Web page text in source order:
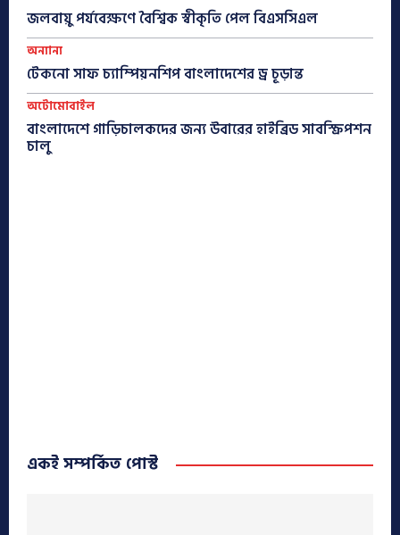
জলবায়ু পর্যবেক্ষণে বৈশ্বিক স্বীকৃতি পেল বিএসসিএল
অন্যান্য
টেকনো সাফ চ্যাম্পিয়নশিপ বাংলাদেশের ড্র চূড়ান্ত
অটোমোবাইল
বাংলাদেশে গাড়িচালকদের জন্য উবারের হাইব্রিড সাবস্ক্রিপশন
চালু
একই সম্পর্কিত পোস্ট